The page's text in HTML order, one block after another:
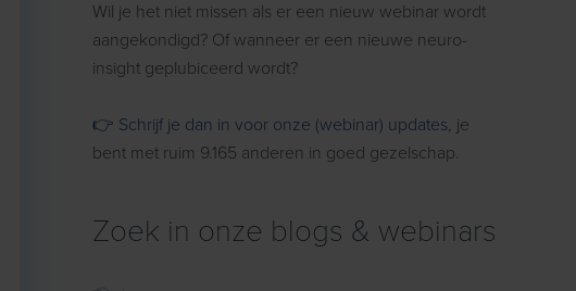
Wil je het niet missen als er een nieuw webinar wordt
aangekondigd? Of wanneer er een nieuwe neuro-
insight geplubiceerd wordt?
👉 Schrijf je dan in voor onze (webinar) updates, je
bent met ruim 9.165 anderen in goed gezelschap.
Zoek in onze blogs & webinars